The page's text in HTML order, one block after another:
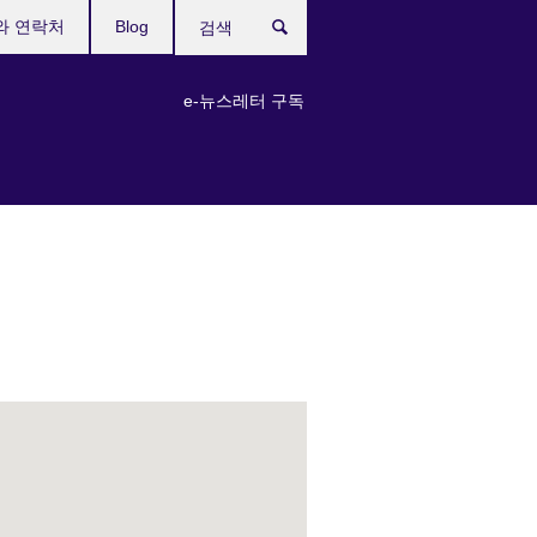
e-뉴스레터 구독
연락처 Blog
색